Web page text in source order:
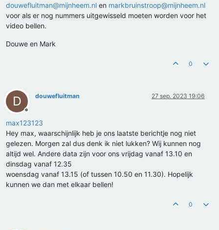
douwefluitman@mijnheem.nl en markbruinstroop@mijnheem.nl
voor als er nog nummers uitgewisseld moeten worden voor het
video bellen.
Douwe en Mark
0
D
Offline
douwefluitman 27 sep. 2023 19:06
max123123
Hey max, waarschijnlijk heb je ons laatste berichtje nog niet
gelezen. Morgen zal dus denk ik niet lukken? Wij kunnen nog
altijd wel. Andere data zijn voor ons vrijdag vanaf 13.10 en
dinsdag vanaf 12.35
woensdag vanaf 13.15 (of tussen 10.50 en 11.30). Hopelijk
kunnen we dan met elkaar bellen!
0